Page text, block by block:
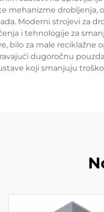
mehanizme drobljenja,
Moderni strojevi za
i tehnologije za
bilo za male reciklažne
dugoročnu
koji smanjuju